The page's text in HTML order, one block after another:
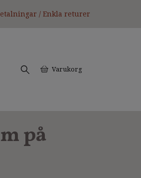
/ Enkla returer
Varukorg
på